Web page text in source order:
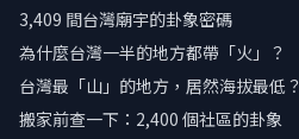
3,409 間台灣廟宇的卦象密碼
為什麼台灣一半的地方都帶「火」？
台灣最「山」的地方，居然海拔最低？
搬家前查一下：2,400 個社區的卦象